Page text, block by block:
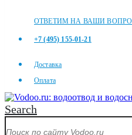
ОТВЕТИМ НА ВАШИ
+7 (495) 155-01-21
Доставка
Оплата
Search